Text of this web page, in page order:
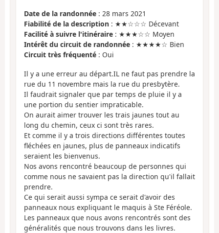
Date de la randonnée : 28 mars 2021
Fiabilité de la description : ★★☆☆☆ Décevant
Facilité à suivre l'itinéraire : ★★★☆☆ Moyen
Intérêt du circuit de randonnée : ★★★★☆ Bien
Circuit très fréquenté : Oui
Il y a une erreur au départ.IL ne faut pas prendre la
rue du 11 novembre mais la rue du presbytère.
Il faudrait signaler que par temps de pluie il y a
une portion du sentier impraticable.
On aurait aimer trouver les trais jaunes tout au
long du chemin, ceux ci sont très rares.
Et comme il y a trois directions différentes toutes
fléchées en jaunes, plus de panneaux indicatifs
seraient les bienvenus.
Nos avons rencontré beaucoup de personnes qui
comme nous ne savaient pas la direction qu'il fallait
prendre.
Ce qui serait aussi sympa ce serait d'avoir des
panneaux nous expliquant le maquis à Ste Féréole.
Les panneaux que nous avons rencontrés sont des
généralités que nous trouvons dans les livres.